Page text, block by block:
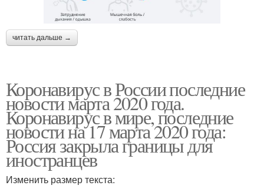
читать дальше →
Коронавирус в России последние
новости марта 2020 года.
Коронавирус в мире, последние
новости на 17 марта 2020 года:
Россия закрыла границы для
иностранцев
Изменить размер текста: